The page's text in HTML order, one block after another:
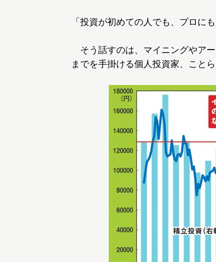
「投資が初めての人でも、プロに
そう話すのは、マイニングやア
までを手掛ける個人投資家、ことら